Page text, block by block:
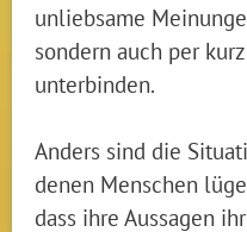
unliebsame
sondern auch per
unterbinden.
Anders sind die
denen Menschen
dass ihre Aussagen